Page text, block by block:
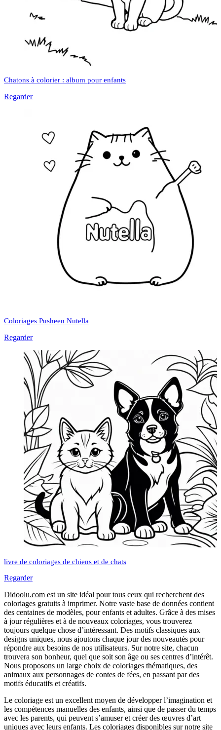
Chatons à colorier : album pour enfants
Regarder
Coloriages Pusheen Nutella
Regarder
livre de coloriages de chiens et de chats
Regarder
Didoolu.com est un site idéal pour tous ceux qui recherchent des
coloriages gratuits à imprimer. Notre vaste base de données contient
des centaines de modèles, pour enfants et adultes. Grâce à des mises
à jour régulières et à de nouveaux coloriages, vous trouverez
toujours quelque chose d’intéressant. Des motifs classiques aux
designs uniques, nous ajoutons chaque jour des nouveautés pour
répondre aux besoins de nos utilisateurs. Sur notre site, chacun
trouvera son bonheur, quel que soit son âge ou ses centres d’intérêt.
Nous proposons un large choix de coloriages thématiques, des
animaux aux personnages de contes de fées, en passant par des
motifs éducatifs et créatifs.
Le coloriage est un excellent moyen de développer l’imagination et
les compétences manuelles des enfants, ainsi que de passer du temps
avec les parents, qui peuvent s’amuser et créer des œuvres d’art
uniques avec leurs enfants. Les coloriages disponibles sur notre site